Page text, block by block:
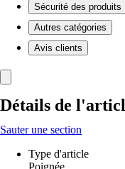
Sécurité des produits
Autres catégories
Avis clients
Détails de
Sauter une section
Type d'article
Poignée